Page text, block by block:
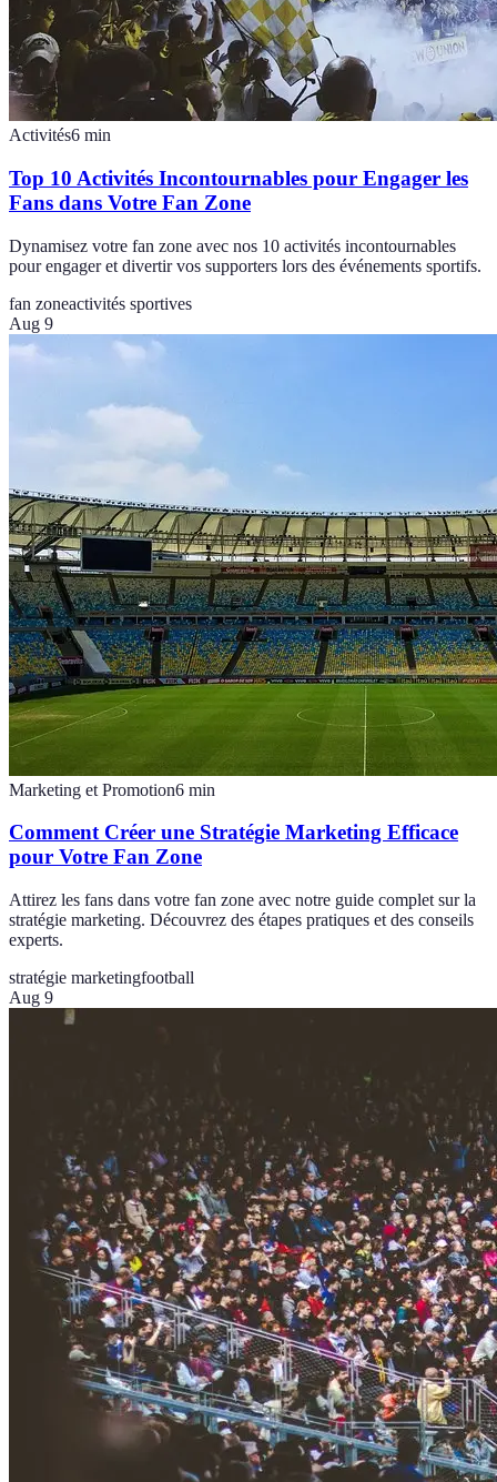
Activités6 min
Top 10 Activités Incontournables pour Engager les
Fans dans Votre Fan Zone
Dynamisez votre fan zone avec nos 10 activités incontournables
pour engager et divertir vos supporters lors des événements sportifs.
fan zoneactivités sportives
Aug 9
Marketing et Promotion6 min
Comment Créer une Stratégie Marketing Efficace
pour Votre Fan Zone
Attirez les fans dans votre fan zone avec notre guide complet sur la
stratégie marketing. Découvrez des étapes pratiques et des conseils
experts.
stratégie marketingfootball
Aug 9